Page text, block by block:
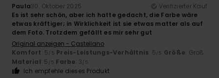
Paula30. Oktober 2025
Verifizierter Kauf
Es ist sehr schön, aber ich hatte gedacht, die Farbe wäre
etwas kräftiger; in Wirklichkeit ist sie etwas matter als auf
dem Foto. Trotzdem gefällt es mir sehr gut
Original anzeigen - Castellano
Komfort: 5/5 Preis-Leistungs-Verhältnis: 5/5 Größe: Groß
Material: 5 /5 Farbe: 3/5
Ich empfehle dieses Produkt